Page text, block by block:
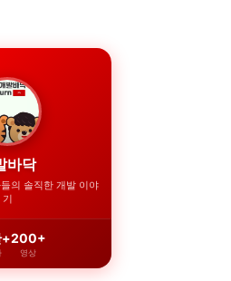
바닥
의 솔직한 개발 이야
기
200+
영상